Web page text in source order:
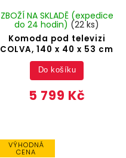
Komoda pod televizi
COLVA, 140 x 40 x 53 cm
ZBOŽÍ NA SKLADĚ (expedice
do 24 hodin) (22 ks)
5 799 Kč
Do košíku
VÝHODNÁ
CENA